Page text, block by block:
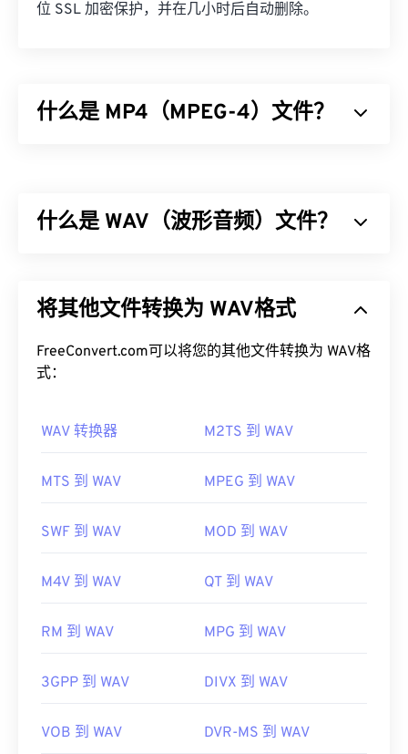
位 SSL 加密保护，并在几小时后自动删除。
什么是 MP4（MPEG-4）文件？
管理和存储的文件。它也是互联网流媒体（例如
如何打开 MP4 文件？
MP4 文件会在操作系统的默认视频播放器中打开。
只需双击文件即可打开。无需第三方软件。在 ​​
在某些设备上，尤其是移动设备，打开此文件类型可
因此，如果打开文件时出现问题，通常意味着容器中
兼容。要解决此问题，请尝试使用 VLC 媒体播放
开发者：运动图像专家组 (MPEG)
有用的链接：
https://mpeg.chiariglione.org/standards/mpeg-
什么是 WAV（波形音频）文件？
式 (RIFF)进行迭代的成果。WAV 文件比M4A
MP3
使用。然而，它们的音质确实优于 M4A 和 MP3。
打开 WAV 文件的默认播放器是 Windows Media
player和 QuickTime
等程序来打开和播放 WAV 文
由于WAV文件未经压缩，质量更高，适合导入音乐编
的 DJ 软件程序，WAV 文件在该程序上运行良好。
开发者： Microsoft
IBM
有用的链接：
https://en.wikipedia.org/wiki/WAV
将其他文件转换为 WAV格式
FreeConvert.com可以将您的其他文件转换为 WAV格
式：
WAV 转换器 M2TS 到 WAV
MTS 到 WAV MPEG 到 WAV
SWF 到 WAV MOD 到 WAV
M4V 到 WAV QT 到 WAV
RM 到 WAV MPG 到 WAV
3GPP 到 WAV DIVX 到 WAV
VOB 到 WAV DVR-MS 到 WAV